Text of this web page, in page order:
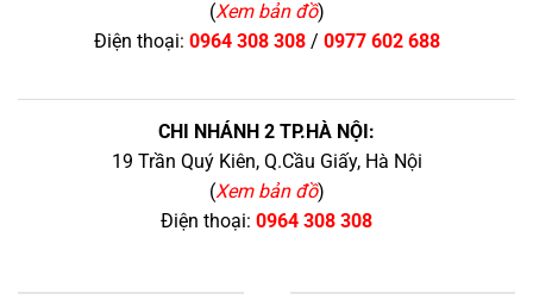
(Xem bản đồ)
Điện thoại: 0964 308 308/ 0977 602 688
CHI NHÁNH 2 TP.HÀ NỘI:
19 Trần Quý Kiên, Q.Cầu Giấy, Hà Nội
(Xem bản đồ)
Điện thoại: 0964 308 308